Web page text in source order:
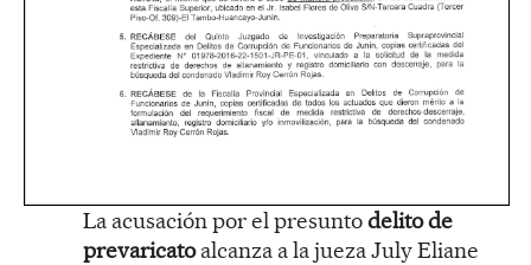
La acusación por el presuntodelito de
prevaricatoalcanza a la jueza July Eliane